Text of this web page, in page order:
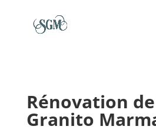
Rénovation
Granito